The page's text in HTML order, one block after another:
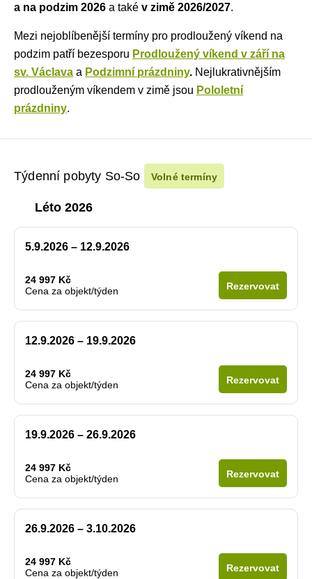
a na podzim 2026 a také v zimě 2026/2027.
Mezi nejoblíbenější termíny pro prodloužený víkend na
podzim patří bezesporu Prodloužený víkend v září na
sv. Václava a Podzimní prázdniny. Nejlukrativnějším
prodlouženým víkendem v zimě jsou Pololetní
prázdniny.
Týdenní pobyty So-So Volné termíny
Léto 2026
5.9.2026 – 12.9.2026
24 997 Kč
Cena za objekt/týden
Rezervovat
12.9.2026 – 19.9.2026
24 997 Kč
Cena za objekt/týden
Rezervovat
19.9.2026 – 26.9.2026
24 997 Kč
Cena za objekt/týden
Rezervovat
26.9.2026 – 3.10.2026
24 997 Kč
Cena za objekt/týden
Rezervovat